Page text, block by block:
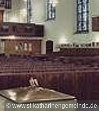
© www.st-katharinengemeinde.de